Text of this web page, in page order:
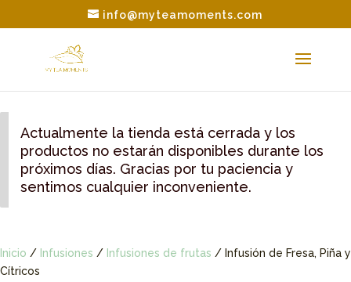
info@myteamoments.com
Actualmente la tienda está cerrada y los
productos no estarán disponibles durante los
próximos días. Gracias por tu paciencia y
sentimos cualquier inconveniente.
Inicio / Infusiones / Infusiones de frutas / Infusión de Fresa, Piña y
Cítricos